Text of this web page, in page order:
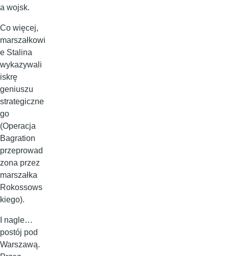
a wojsk.
Co więcej,
marszałkowi
e Stalina
wykazywali
iskrę
geniuszu
strategiczne
go
(Operacja
Bagration
przeprowad
zona przez
marszałka
Rokossows
kiego).
I nagle…
postój pod
Warszawą.